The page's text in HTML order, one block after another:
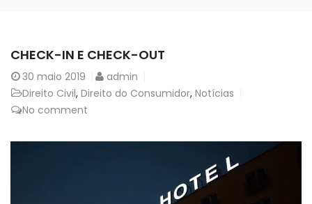
CHECK-IN E CHECK-OUT
30 maio 2019
admin
Direito Civil, Direito do Consumidor, Notícias
No comment